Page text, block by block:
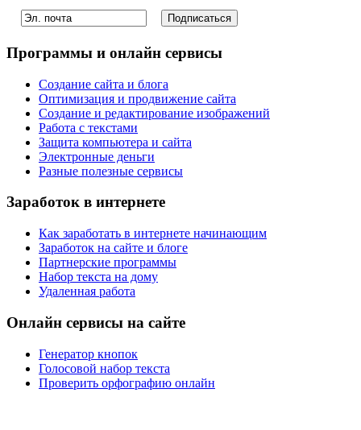
Программы и онлайн сервисы
Создание сайта и блога
Оптимизация и продвижение сайта
Создание и редактирование изображений
Работа с текстами
Защита компьютера и сайта
Электронные деньги
Разные полезные сервисы
Заработок в интернете
Как заработать в интернете начинающим
Заработок на сайте и блоге
Партнерские программы
Набор текста на дому
Удаленная работа
Онлайн сервисы на сайте
Генератор кнопок
Голосовой набор текста
Проверить орфографию онлайн